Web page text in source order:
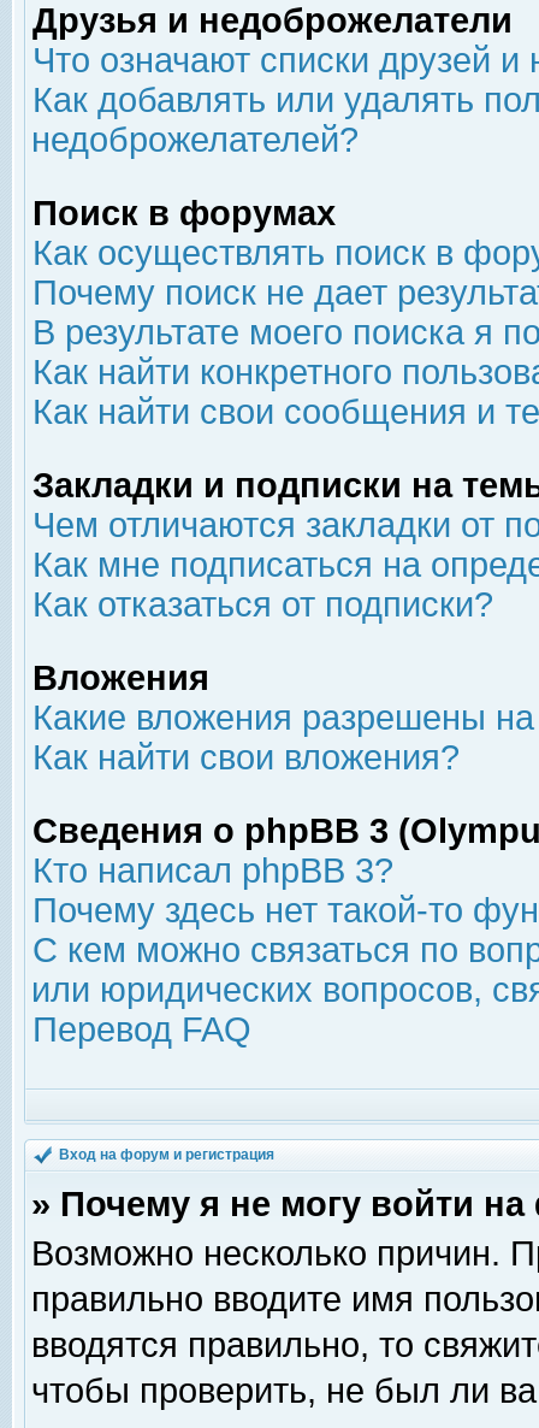
Друзья и недоброжелатели
Что означают списки друзей
Как добавлять или удалять
недоброжелателей?
Поиск в форумах
Как осуществлять поиск в
Почему поиск не дает
В результате моего поиска я
Как найти конкретного
Как найти свои сообщения и
Закладки и подписки на
Чем отличаются закладки от
Как мне подписаться на
Как отказаться от подписки?
Вложения
Какие вложения разрешены
Как найти свои вложения?
Сведения о phpBB 3
Кто написал phpBB 3?
Почему здесь нет такой-то
С кем можно связаться по
или юридических вопросов,
Перевод FAQ
Вход на форум и регистрация
» Почему я не могу войти
Возможно несколько причин.
правильно вводите имя
вводятся правильно, то
чтобы проверить, не был ли